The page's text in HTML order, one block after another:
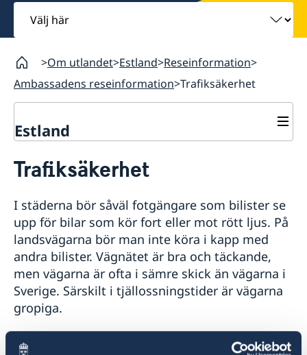
Välj
här
Om utlandet Estland Reseinformation
Ambassadens reseinformation Trafiksäkerhet
Estland
Hjälp till svenskar i Estland
Akut hjälp
Larmcentraler
Juridisk hjälp i Estland
Pass och nationellt id-kort i Estland
Registrera nyfödd utomlands - samordningsnummer
och namnanmälan
Gifta sig i Estland
Legaliseringar
Ambassadens reseinformation
Aktuella händelser
Allmänna säkerhetsläget
Terrorism
Naturförhållanden och katastrofer
In- och utresebestämmelser
Hälso- och sjukvård
Lokala lagar och sedvänjor
Kriminalitet och personlig säkerhet
Trafiksäkerhet
I städerna bör såväl fotgängare som bilister se
upp för bilar som kör fort eller mot rött ljus. På
landsvägarna bör man inte köra i kapp med
andra bilister. Vägnätet är bra och täckande,
men vägarna är ofta i sämre skick än vägarna i
Sverige. Särskilt i tjällossningstider är vägarna
gropiga.
Estniska myndigheter kräver att